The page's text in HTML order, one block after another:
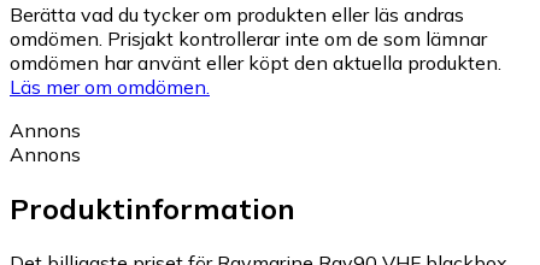
Berätta vad du tycker om produkten eller läs andras
omdömen. Prisjakt kontrollerar inte om de som lämnar
omdömen har använt eller köpt den aktuella produkten.
Läs mer om omdömen.
Annons
Annons
Produktinformation